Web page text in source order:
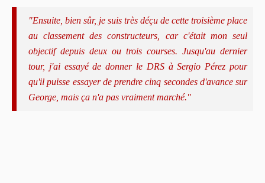
"Ensuite, bien sûr, je suis très déçu de cette troisième place
au classement des constructeurs, car c'était mon seul
objectif depuis deux ou trois courses. Jusqu'au dernier
tour, j'ai essayé de donner le DRS à Sergio Pérez pour
qu'il puisse essayer de prendre cinq secondes d'avance sur
George, mais ça n'a pas vraiment marché."